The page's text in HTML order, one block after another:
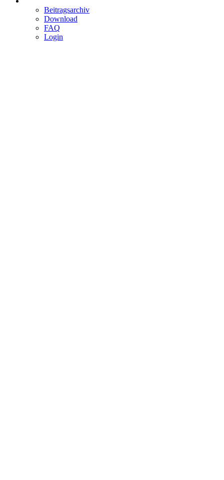
Beitragsarchiv
Download
FAQ
Login